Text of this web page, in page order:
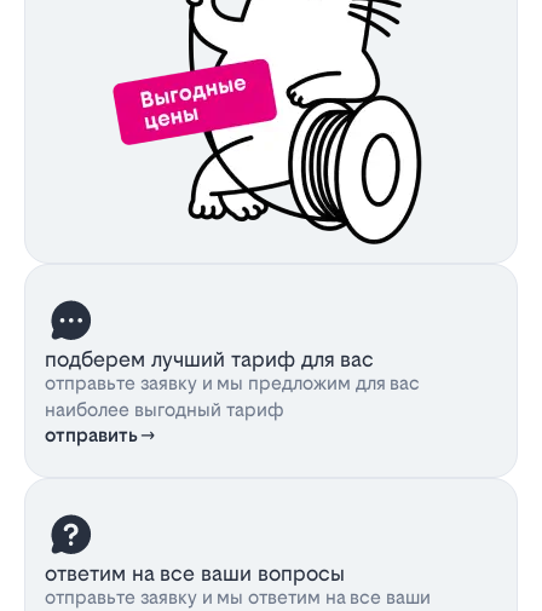
подберем лучший тариф для вас
отправьте заявку и мы предложим для вас
наиболее выгодный тариф
отправить
ответим на все ваши вопросы
отправьте заявку и мы ответим на все ваши